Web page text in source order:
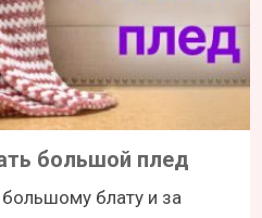
большой плед
блату и за